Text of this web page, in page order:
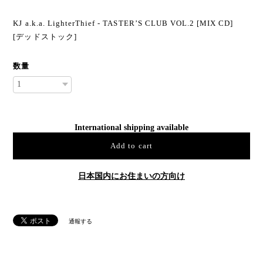
KJ a.k.a. LighterThief - TASTER’S CLUB VOL.2 [MIX CD]
[デッドストック]
数量
International shipping available
Add to cart
日本国内にお住まいの方向け
通報する